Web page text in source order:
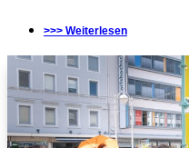
>>> Weiterlesen